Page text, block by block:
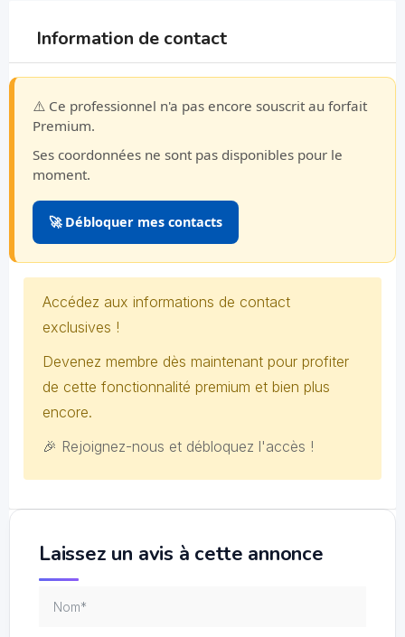
Information de contact
⚠️ Ce professionnel n'a pas encore souscrit au forfait
Premium.
Ses coordonnées ne sont pas disponibles pour le
moment.
🚀 Débloquer mes contacts
Accédez aux informations de contact
exclusives !
Devenez membre dès maintenant pour profiter
de cette fonctionnalité premium et bien plus
encore.
🎉 Rejoignez-nous et débloquez l'accès !
Laissez un avis à cette annonce